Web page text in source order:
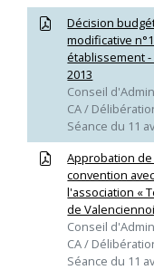
Décision
modificative
établissement -
2013
Conseil
CA /
Séance du 11
Approbation de
convention avec
l'association «
de
Conseil
CA /
Séance du 11